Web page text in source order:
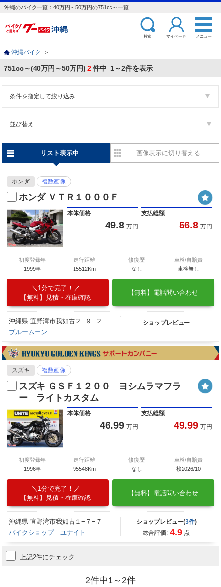
沖縄のバイク一覧：40万円～50万円の751cc～一覧
検索 マイページ メニュー
沖縄バイク ＞
751cc～(40万円～50万円) 2件中 1～2件を表示
条件を指定して絞り込み
並び替え
リスト表示中 画像表示に切り替える
ホンダ 複数画像
ホンダ ＶＴＲ１０００Ｆ
本体価格
49.8 万円
支払総額
56.8 万円
初度登録年
1999年
走行距離
15512Km
修復歴
なし
車検/自賠責
車検無し
1分で完了！
【無料】見積・在庫確認
【無料】電話問い合わせ
沖縄県 宜野湾市我如古２−９−２
ブルームーン
ショップレビュー
―
スズキ 複数画像
スズキ ＧＳＦ１２００ ヨシムラマフラ
ー ライトカスタム
本体価格
46.99 万円
支払総額
49.99 万円
初度登録年
1996年
走行距離
95548Km
修復歴
なし
車検/自賠責
検2026/10
1分で完了！
【無料】見積・在庫確認
【無料】電話問い合わせ
沖縄県 宜野湾市我如古１−７−７
バイクショップ ユナイト
ショップレビュー(3件)
総合評価: 4.9 点
上記2件にチェック
2件中1～2件